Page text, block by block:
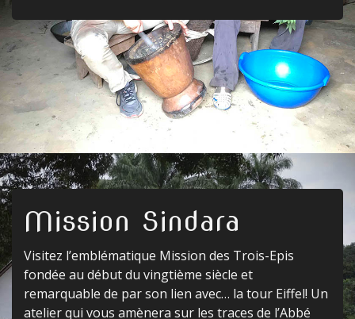
Mission Sindara
Visitez l’emblématique Mission des Trois-Epis
fondée au début du vingtième siècle et
remarquable de par son lien avec… la tour Eiffel! Un
atelier qui vous amènera sur les traces de l’Abbé